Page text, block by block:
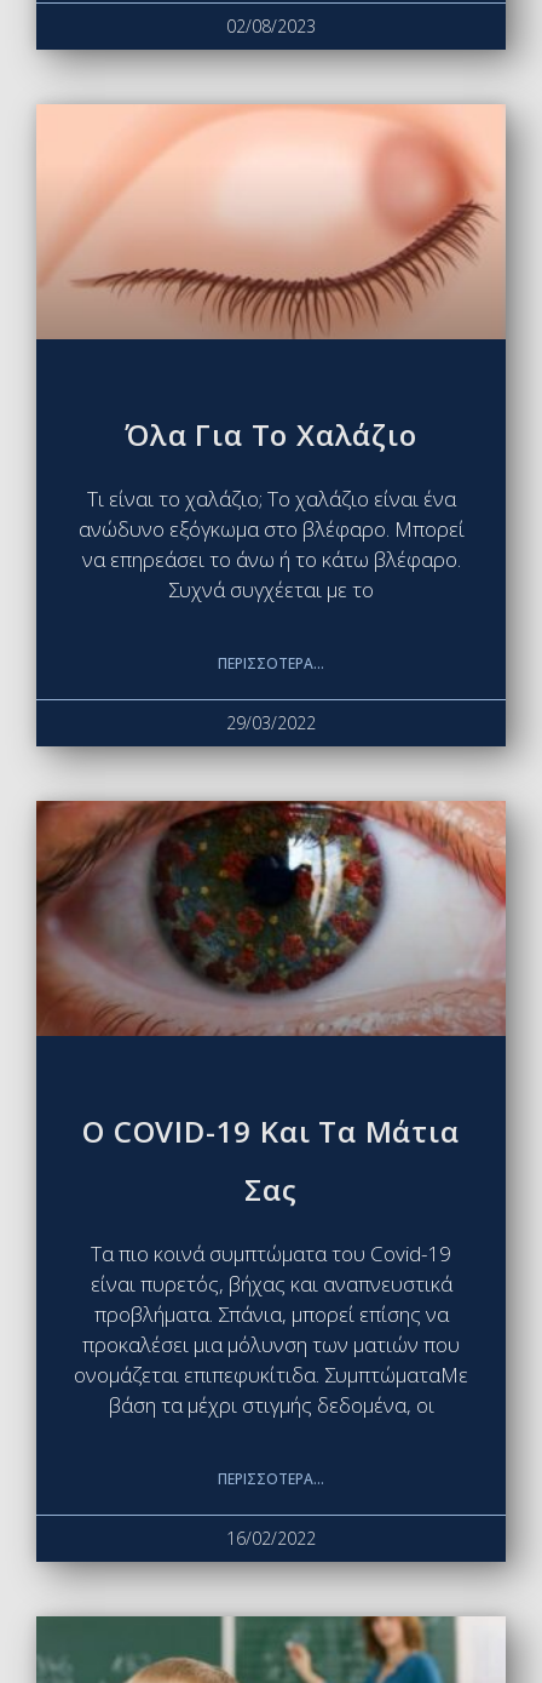
02/08/2023
Όλα Για Το Χαλάζιο
Τι είναι το χαλάζιο; Το χαλάζιο είναι ένα
ανώδυνο εξόγκωμα στο βλέφαρο. Μπορεί
να επηρεάσει το άνω ή το κάτω βλέφαρο.
Συχνά συγχέεται με το
ΠΕΡΙΣΣΌΤΕΡΑ...
29/03/2022
Ο COVID-19 Και Τα Μάτια
Σας
Τα πιο κοινά συμπτώματα του Covid-19
είναι πυρετός, βήχας και αναπνευστικά
προβλήματα. Σπάνια, μπορεί επίσης να
προκαλέσει μια μόλυνση των ματιών που
ονομάζεται επιπεφυκίτιδα. ΣυμπτώματαΜε
βάση τα μέχρι στιγμής δεδομένα, οι
ΠΕΡΙΣΣΌΤΕΡΑ...
16/02/2022